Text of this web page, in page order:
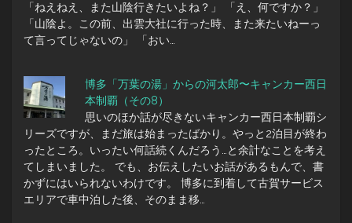
「ねえねえ、また山陰行きたいよね？」 「え、何ですか？」
「山陰よ。この前、出雲大社に行った時、また来たいねーっ
て言ってじゃないの」 「おい…
博多「万葉の湯」からの河太郎〜キャンカー西日
本制覇（その8）
思いのほか話が尽きないキャンカー西日本制覇シ
リーズですが、まだ旅は始まったばかり。やっと2泊目が終わ
ったところ。いったい何話続くんだろう…と余計なことを考え
てしまいました。 でも、お伝えしたいお話があるもんで、書
かずにはいられないわけです。 博多に到着して古賀サービス
エリアで車中泊した後、そのまま移…